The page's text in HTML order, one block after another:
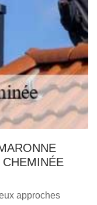
approches